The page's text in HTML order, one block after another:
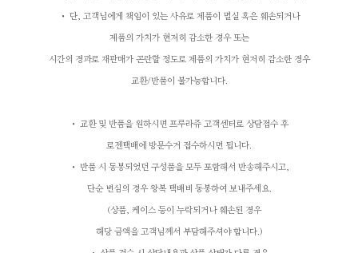
• 단, 고객님에게 책임이 있는 사유로 제품이 멸실 혹은 훼손되거나
제품의 가치가 현저히 감소한 경우 또는
시간의 경과로 재판매가 곤란할 정도로 제품의 가치가 현저히 감소한 경우
교환/반품이 불가능합니다.
• 교환 및 반품을 원하시면 프루라쥬 고객센터로 상담접수 후
로젠택배에 방문수거 접수하시면 됩니다.
• 반품 시 동봉되었던 구성품을 모두 포함해서 반송해주시고,
단순 변심의 경우 왕복 택배비 동봉하여 보내주세요.
(상품, 케이스 등이 누락되거나 훼손된 경우
해당 금액을 고객님께서 부담해주셔야 합니다.)